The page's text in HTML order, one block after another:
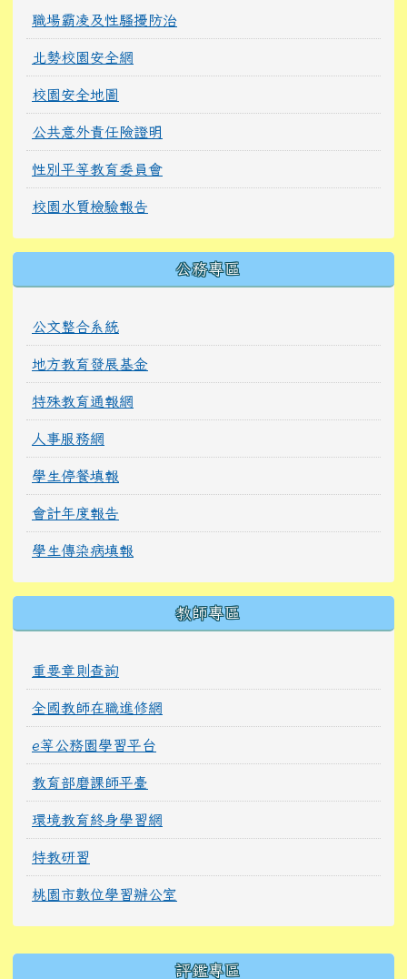
職場霸凌及性騷擾防治
北勢校園安全網
校園安全地圖
公共意外責任險證明
性別平等教育委員會
校園水質檢驗報告
公務專區
公文整合系統
地方教育發展基金
特殊教育通報網
人事服務網
學生停餐填報
會計年度報告
學生傳染病填報
教師專區
重要章則查詢
全國教師在職進修網
e等公務園學習平台
教育部磨課師平臺
環境教育終身學習網
特教研習
桃園市數位學習辦公室
評鑑專區